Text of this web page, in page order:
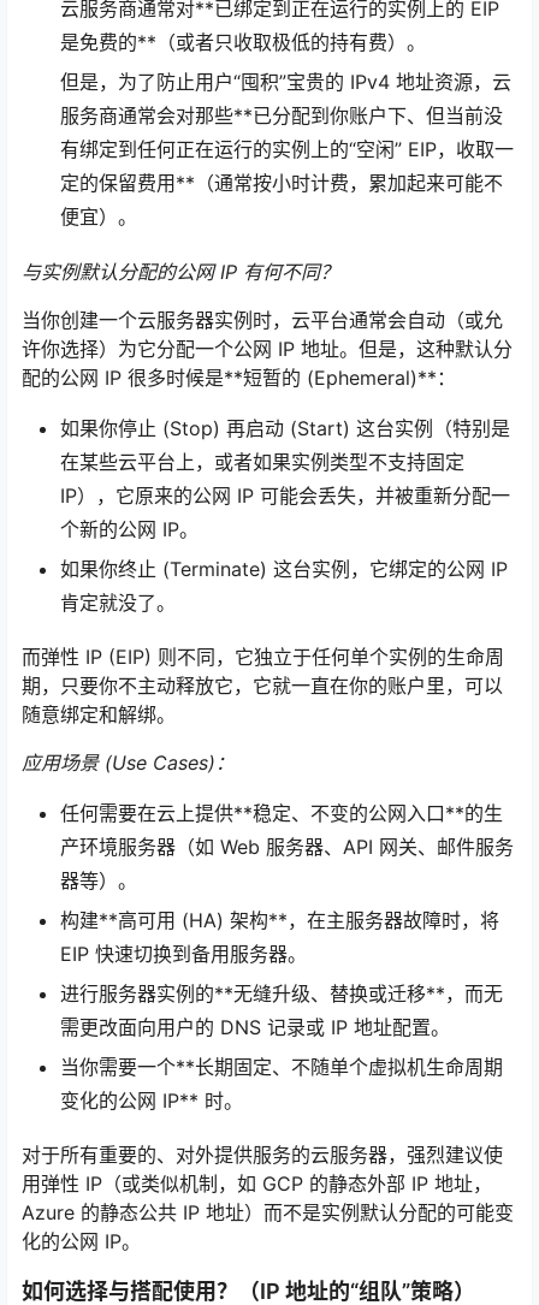
云服务商通常对**已绑定到正在运行的实例上的 EIP
是免费的**（或者只收取极低的持有费）。
但是，为了防止用户“囤积”宝贵的 IPv4 地址资源，云
服务商通常会对那些**已分配到你账户下、但当前没
有绑定到任何正在运行的实例上的“空闲” EIP，收取一
定的保留费用**（通常按小时计费，累加起来可能不
便宜）。
与实例默认分配的公网 IP 有何不同？
当你创建一个云服务器实例时，云平台通常会自动（或允
许你选择）为它分配一个公网 IP 地址。但是，这种默认分
配的公网 IP 很多时候是**短暂的 (Ephemeral)**：
如果你停止 (Stop) 再启动 (Start) 这台实例（特别是
在某些云平台上，或者如果实例类型不支持固定
IP），它原来的公网 IP 可能会丢失，并被重新分配一
个新的公网 IP。
如果你终止 (Terminate) 这台实例，它绑定的公网 IP
肯定就没了。
而弹性 IP (EIP) 则不同，它独立于任何单个实例的生命周
期，只要你不主动释放它，它就一直在你的账户里，可以
随意绑定和解绑。
应用场景 (Use Cases)：
任何需要在云上提供**稳定、不变的公网入口**的生
产环境服务器（如 Web 服务器、API 网关、邮件服务
器等）。
构建**高可用 (HA) 架构**，在主服务器故障时，将
EIP 快速切换到备用服务器。
进行服务器实例的**无缝升级、替换或迁移**，而无
需更改面向用户的 DNS 记录或 IP 地址配置。
当你需要一个**长期固定、不随单个虚拟机生命周期
变化的公网 IP** 时。
对于所有重要的、对外提供服务的云服务器，强烈建议使
用弹性 IP（或类似机制，如 GCP 的静态外部 IP 地址，
Azure 的静态公共 IP 地址）而不是实例默认分配的可能变
化的公网 IP。
如何选择与搭配使用？（IP 地址的“组队”策略）